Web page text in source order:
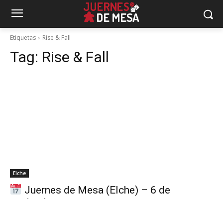
Etiquetas Rise & Fall
Tag: Rise & Fall
Elche
Juernes de Mesa (Elche) – 6 de